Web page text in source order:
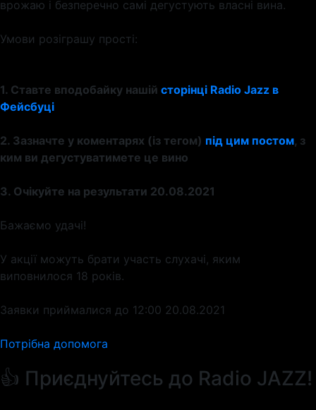
врожаю і безперечно самі дегустують власні вина.
Умови розіграшу прості:
1. Ставте вподобайку нашій сторінці Radio Jazz в
Фейсбуці
2. Зазначте у коментарях (із тегом) під цим постом, з
ким ви дегустуватимете це вино
3. Очікуйте на результати 20.08.2021
Бажаємо удачі!
У акції можуть брати участь слухачі, яким
виповнилося 18 років.
Заявки приймалися до 12:00 20.08.2021
Потрібна допомога
👍 Приєднуйтесь до Radio JAZZ!